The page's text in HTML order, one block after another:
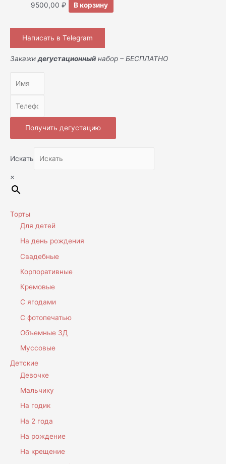
9500,00₽ В корзину
Написать в Telegram
Закажи дегустационный набор – БЕСПЛАТНО
Получить дегустацию
Искать
×
Торты
Для детей
На день рождения
Свадебные
Корпоративные
Кремовые
С ягодами
С фотопечатью
Объемные 3Д
Муссовые
Детские
Девочке
Мальчику
На годик
На 2 года
На рождение
На крещение